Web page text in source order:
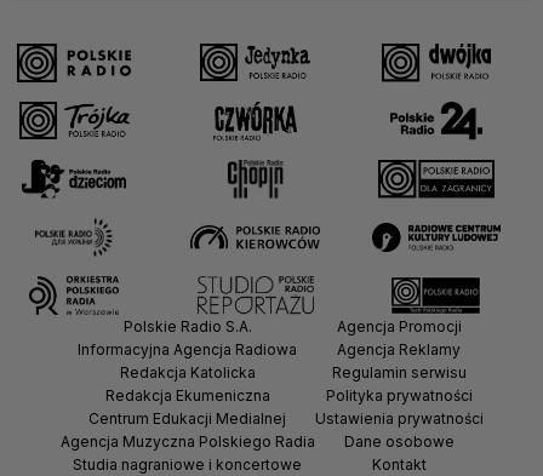
Polskie Radio S.A.
Informacyjna Agencja Radiowa
Redakcja Katolicka
Redakcja Ekumeniczna
Centrum Edukacji Medialnej
Agencja Muzyczna Polskiego Radia
Studia nagraniowe i koncertowe
Agencja Promocji
Agencja Reklamy
Regulamin serwisu
Polityka prywatności
Ustawienia prywatności
Dane osobowe
Kontakt